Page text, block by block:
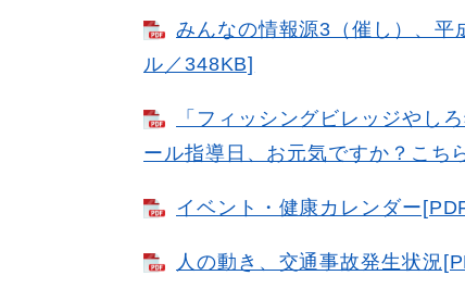
みんなの情報源3（催し）、平
ル／348KB]
「フィッシングビレッジやし
ール指導日、お元気ですか？こち
イベント・健康カレンダー
人の動き、交通事故発生状況